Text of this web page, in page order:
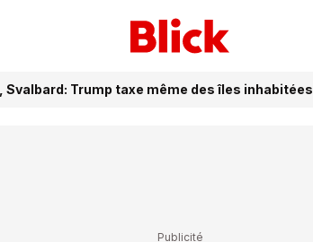
Svalbard: Trump taxe même des îles inhabitées